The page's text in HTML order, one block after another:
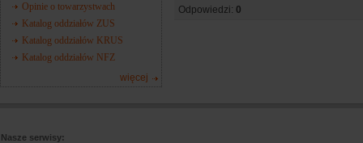
Opinie o towarzystwach
Katalog oddziałów ZUS
Katalog oddziałów KRUS
Katalog oddziałów NFZ
więcej
Odpowiedzi: 0
Nasze serwisy: